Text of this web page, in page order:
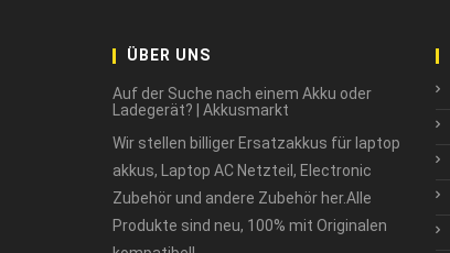
ÜBER UNS
Auf der Suche nach einem Akku oder
Ladegerät? | Akkusmarkt
Wir stellen billiger Ersatzakkus für laptop
akkus, Laptop AC Netzteil, Electronic
Zubehör und andere Zubehör her.Alle
Produkte sind neu, 100% mit Originalen